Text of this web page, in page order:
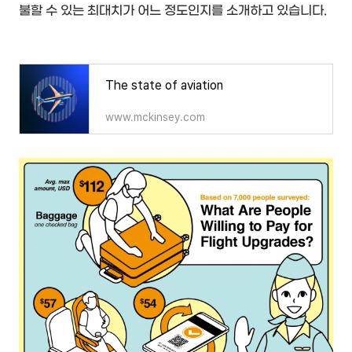
불할 수 있는 최대치가 어느 정도인지를 소개하고 있습니다.
The state of aviation
www.mckinsey.com